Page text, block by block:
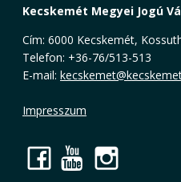
Kecskemét Megyei Jogú
Cím: 6000 Kecskemét,
Telefon: +36-76/513-513
E-mail:
Impresszum